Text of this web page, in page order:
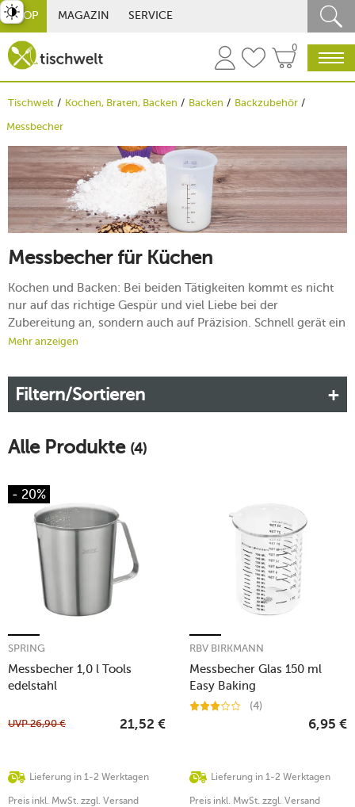
SHOP MAGAZIN SERVICE
0
Tischwelt Kochen, Braten, Backen Backen
Backzubehör
Messbecher
Messbecher für Küchen
Kochen und Backen: Bei beiden Tätigkeiten kommt es nicht
nur auf das richtige Gespür und viel Liebe bei der
Zubereitung an, sondern auch auf Präzision. Schnell gerät ein
Gericht aufgrund unverhältnismäßiger Mengen an Zucker,
Messbecher, die in keiner Küche fehlen dürfen! Bei tischwelt
finden Sie deshalb eine große Auswahl unterschiedlichster
Messbecher und Dosierhilfen. Mit diesen zuverlässigen
Mehr erfahren!
Mehr anzeigen
Filtern/Sortieren
Alle Produkte (4)
- 20%
Messbecher 1,0 l Tools
edelstahl
SPRING
Lieferung in 1-2 Werktagen
UVP26,90 € 21,52 €
Preis inkl. MwSt. zzgl. Versand
Messbecher Glas 150 ml
Easy Baking
RBV BIRKMANN
(4)
Lieferung in 1-2 Werktagen
6,95 €
Preis inkl. MwSt. zzgl. Versand
umschalten